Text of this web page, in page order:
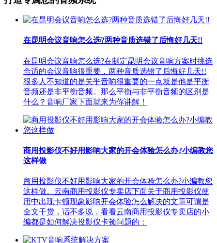
在昆明会议音响怎么选?两种音质选错了后悔好几天!!
在昆明会议音响怎么选?在制定昆明会议音响方案时挑选
合适的会议音响很重要，两种音质选错了后悔好几天!!
很多人不知道的是关乎音响很重要的一点就是他是平衡
音频还是非平衡音频。那么平衡与非平衡音频的区别是
什么？音响厂家下面就来为你讲解！
商用投影仪不好用影响大家的开会体验怎么办?小编教您
这样做
商用投影仪不好用影响大家的开会体验怎么办?小编教您
这样做。云南商用投影仪专卖店下面关于商用投影仪使
用中出现卡顿现象影响开会体验怎么解决的文章可谓是
全文干货，话不多说，看看云南商用投影仪专卖店的小
编都是如何解决投影仪卡顿问题的：